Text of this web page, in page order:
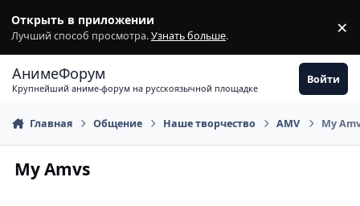
Открыть в приложении
Лучший способ просмотра.Узнать больше. ×
АнимеФорум
Крупнейший аниме-форум на русскоязычной площадке
Войти
Главная Общение Наше творчество AMV My
My Amvs